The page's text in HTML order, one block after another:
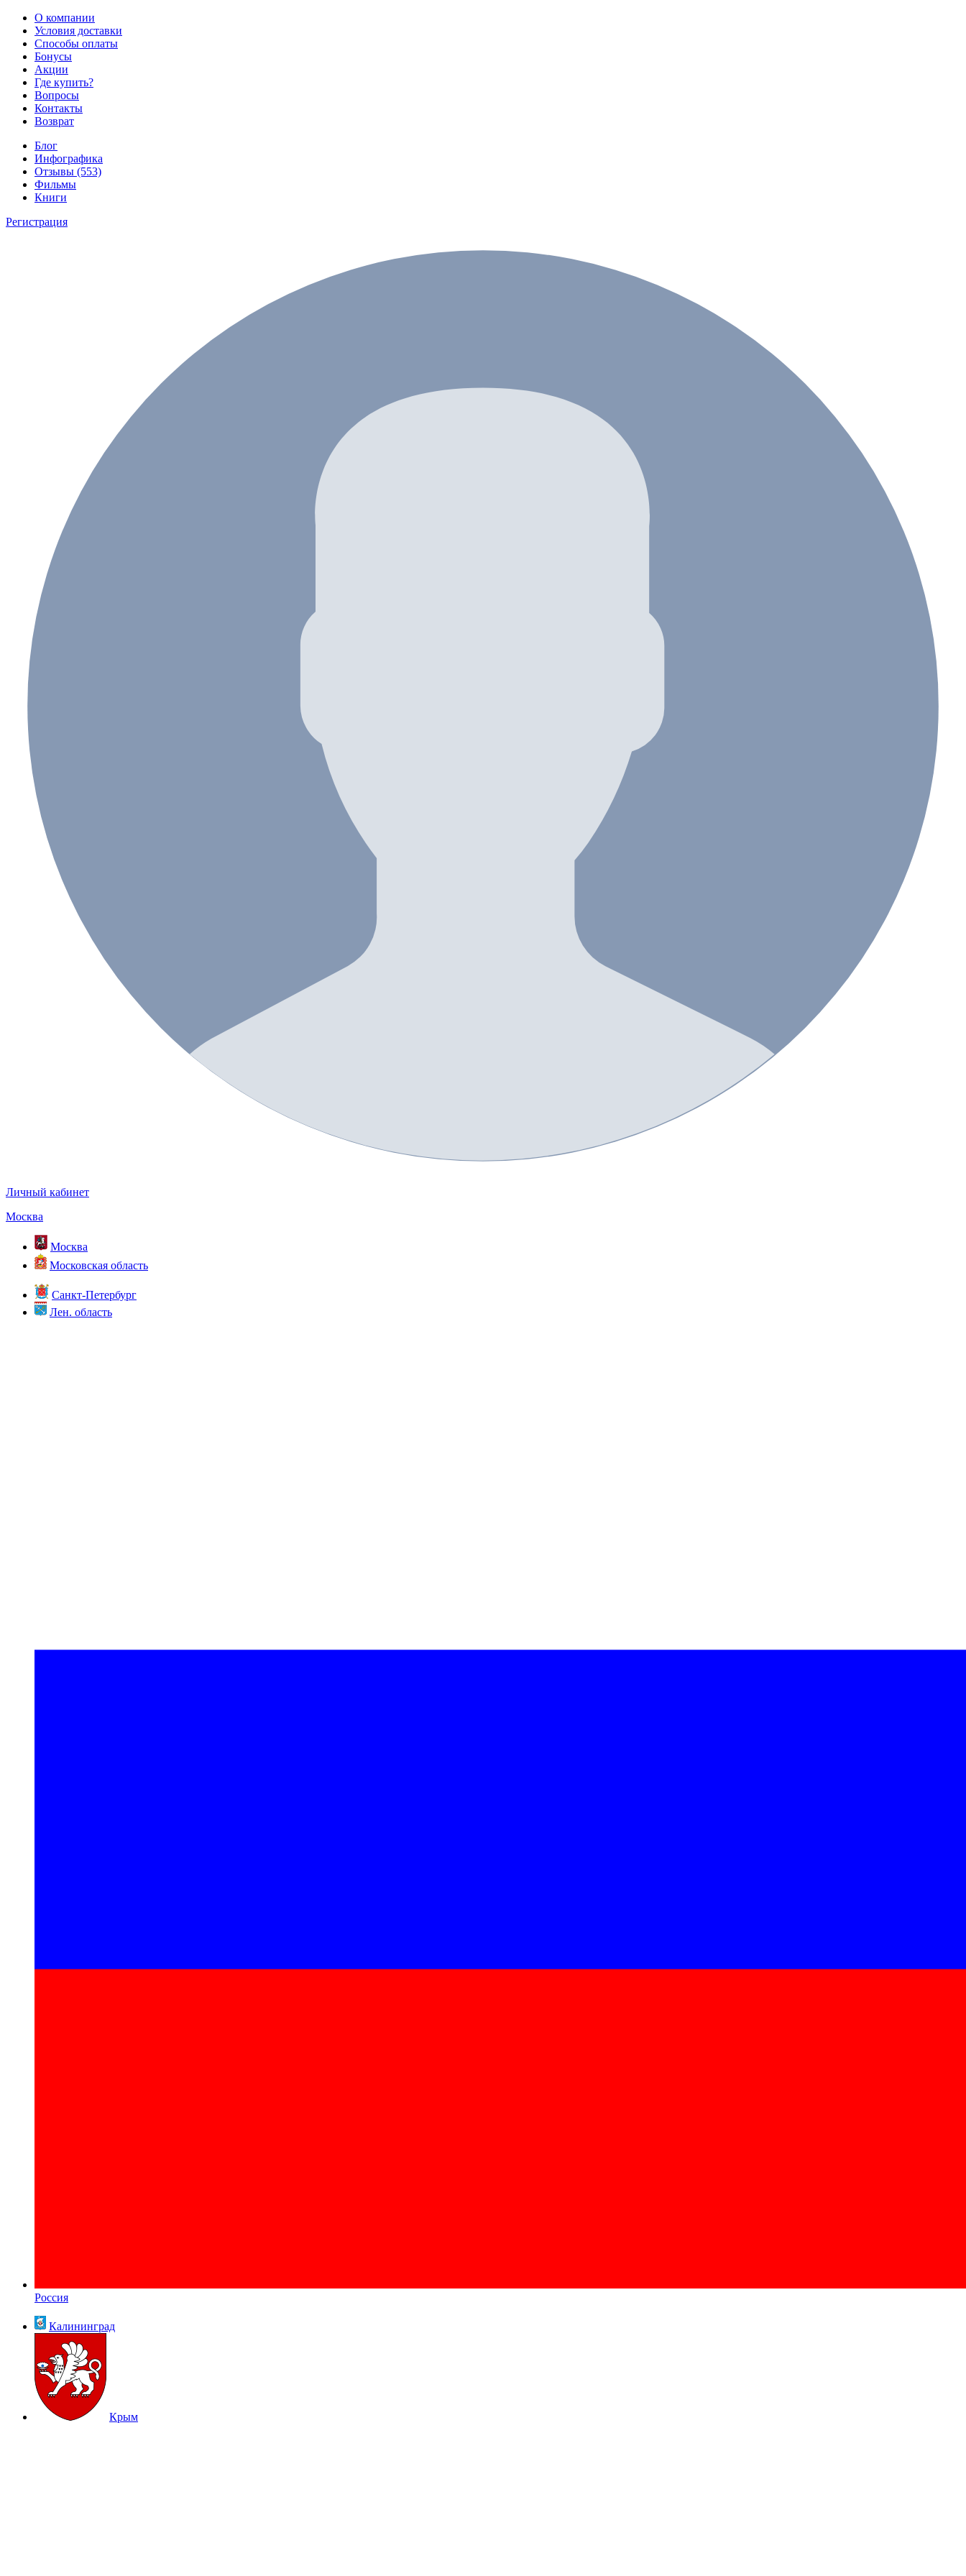
О компании
Условия доставки
Способы оплаты
Бонусы
Акции
Где купить?
Вопросы
Контакты
Возврат
Блог
Инфографика
Отзывы (553)
Фильмы
Книги
Регистрация
Личный кабинет
Москва
Москва
Московская область
Санкт-Петербург
Лен. область
Россия
Калининград
Крым